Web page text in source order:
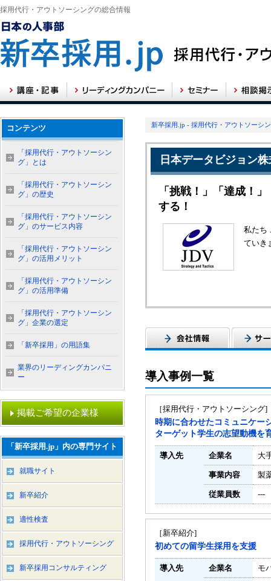
採用代行・アウトソーシングの総合情報
新卒採用.jp - 採用代行・アウトソーシ
日本データビジョン
「挑戦！」「達成！
する！
私たち
ていき
導入事例一覧
［採用代行・アウトソーシング]
時期に合わせたコミュニケー
ターゲット学生の志望動機を
導入先 企業名 大
事業内容 製
従業員数 ---
［新卒紹介]
初めての留学生採用を支援
導入先 企業名 モ
コンテンツ
「採用代行・アウトソーシン
グ」とは
「採用代行・アウトソーシン
グ」の歴史
「採用代行・アウトソーシン
グ」のサービス内容
「採用代行・アウトソーシン
グ」の活用メリット
「採用代行・アウトソーシン
グ」の活用準備
「採用代行・アウトソーシン
グ」企業の選定
「新卒採用」の用語集
業界のリーディングカンパニ
ー
掲載ご希望の企業様
「新卒採用.jp」内の専門サイト
就職サイト
新卒紹介
適性検査
採用代行・アウトソーシング
新卒採用コンサルティング